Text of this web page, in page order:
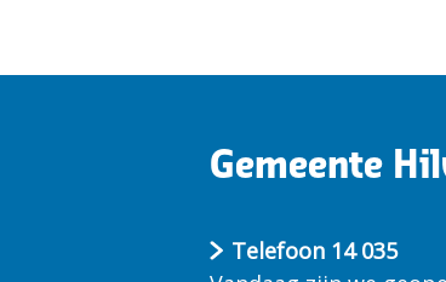
Gemeente
Telefoon 14 035